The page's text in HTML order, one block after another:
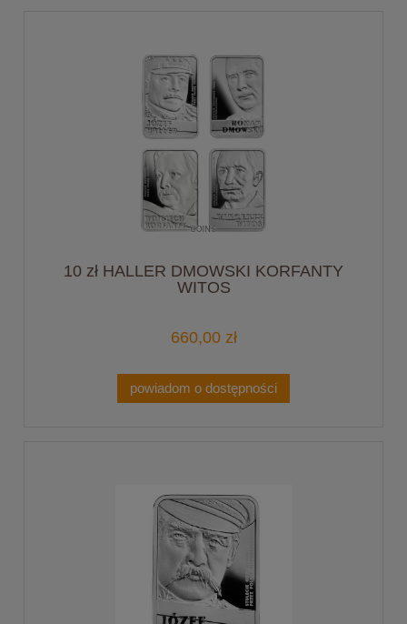
10 zł HALLER DMOWSKI KORFANTY
WITOS
660,00 zł
powiadom o dostępności